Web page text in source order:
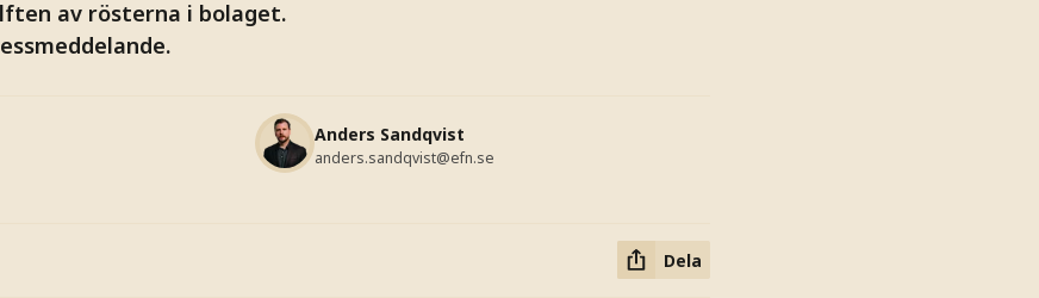
av rösterna i bolaget.
Anders Sandqvist
anders.sandqvist@efn.se
Dela